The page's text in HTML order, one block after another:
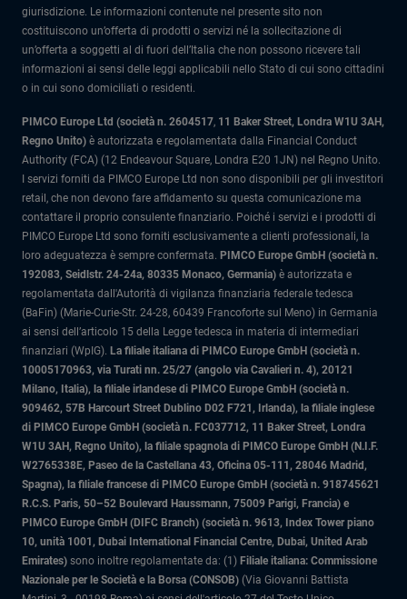
giurisdizione. Le informazioni contenute nel presente sito non
costituiscono un’offerta di prodotti o servizi né la sollecitazione di
un’offerta a soggetti al di fuori dell’Italia che non possono ricevere tali
informazioni ai sensi delle leggi applicabili nello Stato di cui sono cittadini
o in cui sono domiciliati o residenti.
PIMCO Europe Ltd (società n. 2604517, 11 Baker Street, Londra W1U 3AH,
Regno Unito) è autorizzata e regolamentata dalla Financial Conduct
Authority (FCA) (12 Endeavour Square, Londra E20 1JN) nel Regno Unito.
I servizi forniti da PIMCO Europe Ltd non sono disponibili per gli investitori
retail, che non devono fare affidamento su questa comunicazione ma
contattare il proprio consulente finanziario. Poiché i servizi e i prodotti di
PIMCO Europe Ltd sono forniti esclusivamente a clienti professionali, la
loro adeguatezza è sempre confermata. PIMCO Europe GmbH (società n.
192083, Seidlstr. 24-24a, 80335 Monaco, Germania) è autorizzata e
regolamentata dall'Autorità di vigilanza finanziaria federale tedesca
(BaFin) (Marie-Curie-Str. 24-28, 60439 Francoforte sul Meno) in Germania
ai sensi dell’articolo 15 della Legge tedesca in materia di intermediari
finanziari (WpIG). La filiale italiana di PIMCO Europe GmbH (società n.
10005170963, via Turati nn. 25/27 (angolo via Cavalieri n. 4), 20121
Milano, Italia), la filiale irlandese di PIMCO Europe GmbH (società n.
909462, 57B Harcourt Street Dublino D02 F721, Irlanda), la filiale inglese
di PIMCO Europe GmbH (società n. FC037712, 11 Baker Street, Londra
W1U 3AH, Regno Unito), la filiale spagnola di PIMCO Europe GmbH (N.I.F.
W2765338E, Paseo de la Castellana 43, Oficina 05-111, 28046 Madrid,
Spagna), la filiale francese di PIMCO Europe GmbH (società n. 918745621
R.C.S. Paris, 50–52 Boulevard Haussmann, 75009 Parigi, Francia) e
PIMCO Europe GmbH (DIFC Branch) (società n. 9613, Index Tower piano
10, unità 1001, Dubai International Financial Centre, Dubai, United Arab
Emirates) sono inoltre regolamentate da: (1) Filiale italiana: Commissione
Nazionale per le Società e la Borsa (CONSOB) (Via Giovanni Battista